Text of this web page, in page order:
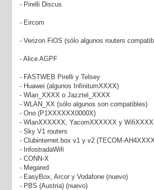
- Pirelli Discus
- Eircom
- Verizon FiOS (sólo algunos routers
- Alice AGPF
- FASTWEB Pirelli y Telsey
- Huawei (algunos InfinitumXXXX)
- Wlan_XXXX o Jazztel_XXXX
- WLAN_XX (sólo algunos son compatibles)
- Ono (P1XXXXXX0000X)
- WlanXXXXXX, YacomXXXXXX y
- Sky V1 routers
- Clubinternet.box v1 y v2 (TECOM-
- InfostradaWifi
- CONN-X
- Megared
- EasyBox, Arcor y Vodafone (nuevo)
- PBS (Austria) (nuevo)